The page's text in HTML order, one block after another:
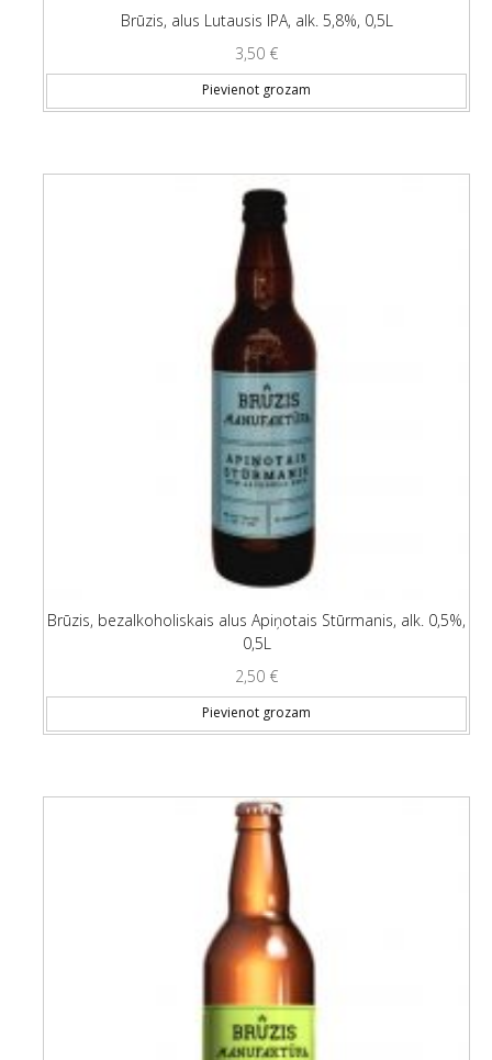
Brūzis, alus Lutausis IPA, alk. 5,8%, 0,5L
3,50 €
Pievienot grozam
Brūzis, bezalkoholiskais alus Apiņotais Stūrmanis, alk. 0,5%,
0,5L
2,50 €
Pievienot grozam